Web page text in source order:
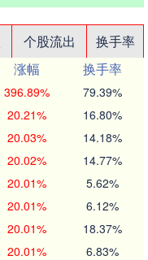
个股流出
换手率
涨幅
换手率
396.89% 79.39%
20.21% 16.80%
20.03% 14.18%
20.02% 14.77%
20.01% 5.62%
20.01% 6.12%
20.01% 18.37%
20.01% 6.83%